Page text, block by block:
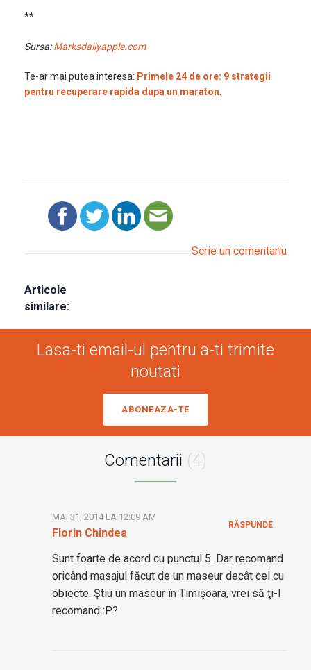
**
Sursa:Marksdailyapple.com
Te-ar mai putea interesa: Primele 24 de ore: 9 strategii
pentru recuperare rapida dupa un maraton
Scrie un comentariu
Articole
similare:
Lasa-ti email-ul pentru a-ti trimite
noutati
ABONEAZA-TE
Comentarii (4)
Florin Chindea
MAI 31, 2014 LA 12:09 AM
Sunt foarte de acord cu punctul 5. Dar recomand
oricând masajul făcut de un maseur decât cel cu
obiecte. Ştiu un maseur în Timişoara, vrei să ţi-l
recomand :P?
RĂSPUNDE